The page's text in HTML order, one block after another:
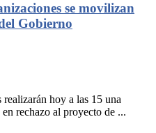
se movilizan
Gobierno
hoy a las 15 una
rechazo al proyecto de ...